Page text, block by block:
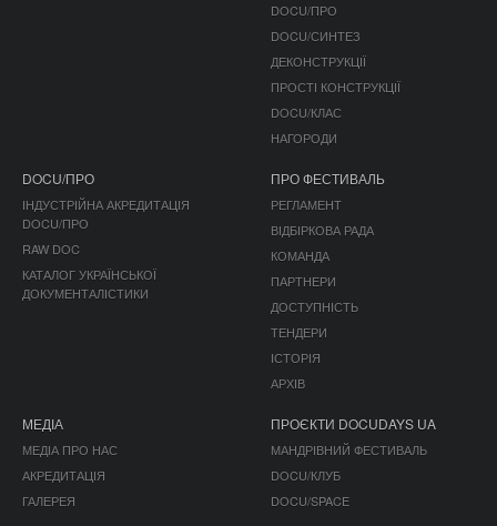
DOCU/ПРО
DOCU/СИНТЕЗ
ДЕКОНСТРУКЦІЇ
ПРОСТІ КОНСТРУКЦІЇ
DOCU/КЛАС
НАГОРОДИ
DOCU/ПРО
ІНДУСТРІЙНА АКРЕДИТАЦІЯ
DOCU/ПРО
RAW DOC
КАТАЛОГ УКРАЇНСЬКОЇ
ДОКУМЕНТАЛІСТИКИ
ПРО ФЕСТИВАЛЬ
РЕГЛАМЕНТ
ВІДБІРКОВА РАДА
КОМАНДА
ПАРТНЕРИ
ДОСТУПНІСТЬ
ТЕНДЕРИ
ІСТОРІЯ
АРХІВ
МЕДІА
МЕДІА ПРО НАС
АКРЕДИТАЦІЯ
ГАЛЕРЕЯ
ПРОЄКТИ DOCUDAYS UA
МАНДРІВНИЙ ФЕСТИВАЛЬ
DOCU/КЛУБ
DOCU/SPACE